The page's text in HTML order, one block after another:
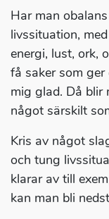
Har man
livssituation,
energi, lust, ork,
få saker som
mig glad. Då blir
något särskilt
Kris av något
och tung
klarar av till
kan man bli